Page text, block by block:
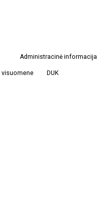
Administracinė informacija
visuomene DUK